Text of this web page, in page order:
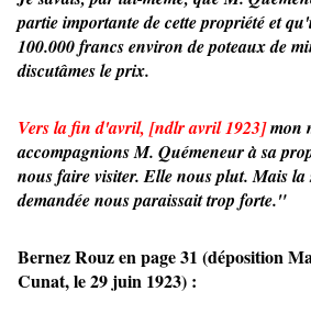
partie importante de cette propriété et
100.000 francs environ de poteaux de
discutâmes le prix.
Vers la fin d'avril, [ndlr avril 1923]mon
accompagnions M. Quémeneur à sa
nous faire visiter. Elle nous plut. Mais la
demandée nous paraissait trop forte."
Bernez Rouz en page 31 (déposition
Cunat, le 29 juin 1923) :